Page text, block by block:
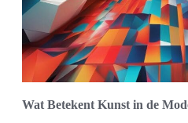
Wat Betekent Kunst in de